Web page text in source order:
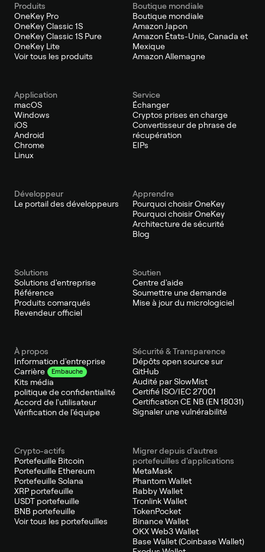
Produits
OneKey Pro
OneKey Classic 1S
OneKey Classic 1S Pure
OneKey Lite
Voir tous les produits
Boutique mondiale
Boutique mondiale
Amazon Japon
Amazon États-Unis, Canada et
Mexique
Amazon Allemagne
Application
macOS
Windows
iOS
Android
Chrome
Linux
Service
Échanger
Cryptos prises en charge
Convertisseur de phrase de
récupération
EIPs
Développeur
Le portail des développeurs
Apprendre
Pourquoi choisir OneKey
Pourquoi choisir OneKey
Architecture de sécurité
Blog
Solutions
Solutions d'entreprise
Référence
Produits comarqués
Revendeur officiel
Soutien
Centre d'aide
Soumettre une demande
Mise à jour du micrologiciel
À propos
Information d'entreprise
Carrière
Embauche
Kits média
politique de confidentialité
Accord de l'utilisateur
Vérification de l'équipe
Sécurité & Transparence
Dépôts open source sur
GitHub
Audité par SlowMist
Certifié ISO/IEC 27001
Certification CE NB (EN 18031)
Signaler une vulnérabilité
Crypto-actifs
Portefeuille Bitcoin
Portefeuille Ethereum
Portefeuille Solana
XRP portefeuille
USDT portefeuille
BNB portefeuille
Voir tous les portefeuilles
Migrer depuis d'autres
portefeuilles d'applications
MetaMask
Phantom Wallet
Rabby Wallet
Tronlink Wallet
TokenPocket
Binance Wallet
OKX Web3 Wallet
Base Wallet (Coinbase Wallet)